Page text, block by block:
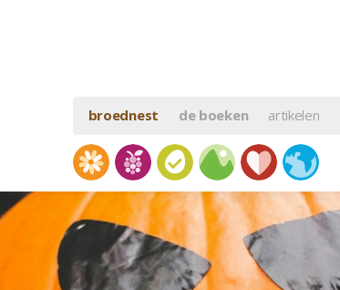
broednest de boeken artikelen